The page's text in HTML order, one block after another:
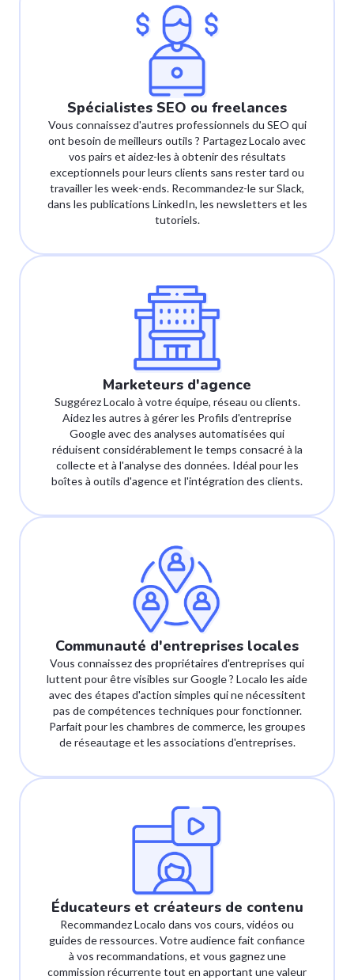
Spécialistes SEO ou freelances
Vous connaissez d'autres professionnels du SEO qui
ont besoin de meilleurs outils ? Partagez Localo avec
vos pairs et aidez-les à obtenir des résultats
exceptionnels pour leurs clients sans rester tard ou
travailler les week-ends. Recommandez-le sur Slack,
dans les publications LinkedIn, les newsletters et les
tutoriels.
Marketeurs d'agence
Suggérez Localo à votre équipe, réseau ou clients.
Aidez les autres à gérer les Profils d'entreprise
Google avec des analyses automatisées qui
réduisent considérablement le temps consacré à la
collecte et à l'analyse des données. Idéal pour les
boîtes à outils d'agence et l'intégration des clients.
Communauté d'entreprises locales
Vous connaissez des propriétaires d'entreprises qui
luttent pour être visibles sur Google ? Localo les aide
avec des étapes d'action simples qui ne nécessitent
pas de compétences techniques pour fonctionner.
Parfait pour les chambres de commerce, les groupes
de réseautage et les associations d'entreprises.
Éducateurs et créateurs de contenu
Recommandez Localo dans vos cours, vidéos ou
guides de ressources. Votre audience fait confiance
à vos recommandations, et vous gagnez une
commission récurrente tout en apportant une valeur